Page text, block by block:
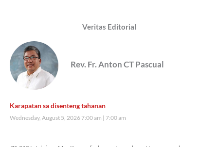
Veritas Editorial
Rev. Fr. Anton CT Pascual
Karapatan sa disenteng tahanan
Wednesday, August 5, 2026 7:00 am 7:00 am